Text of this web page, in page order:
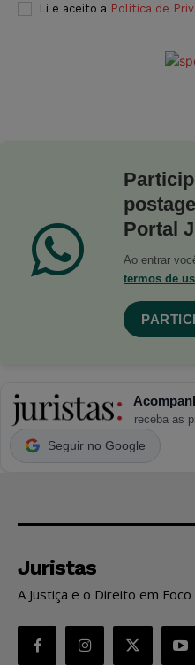
Li e aceito a Política de
Portal
Ao entrar
termos de
receba as
Seguir no Google
Juristas
A Justiça e o Direito em Foco